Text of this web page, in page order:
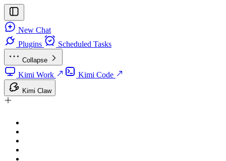
New Chat
Plugins
Scheduled Tasks
Collapse
Kimi Work Kimi Code
Kimi Claw